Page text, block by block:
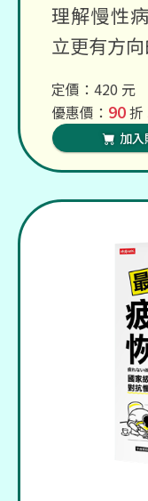
理解慢性
立更有方
定價：420 元
優惠價： 90折
加